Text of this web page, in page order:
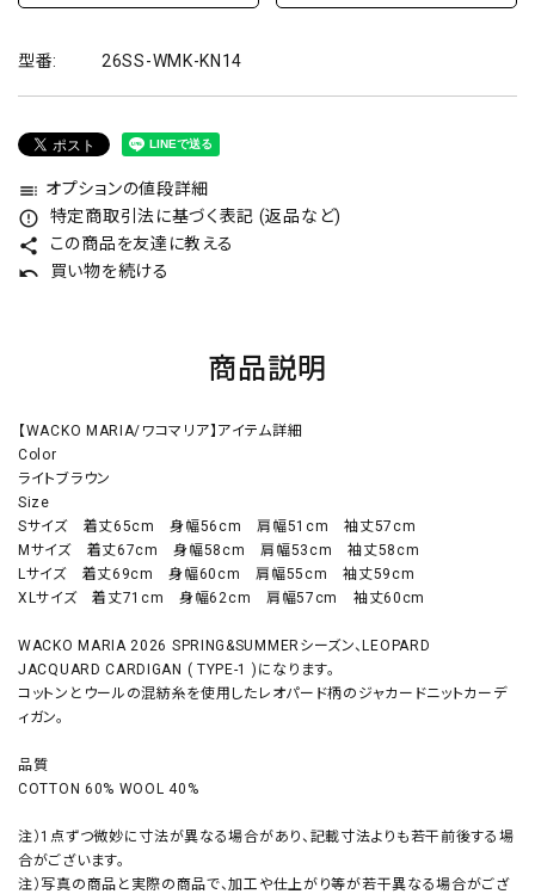
型番: 26SS-WMK-KN14
toc オプションの値段詳細
error_outline 特定商取引法に基づく表記 (返品など)
share この商品を友達に教える
undo 買い物を続ける
商品説明
【WACKO MARIA/ワコマリア】アイテム詳細
Color
ライトブラウン
Size
Sサイズ 着丈65cm 身幅56cm 肩幅51cm 袖丈57cm
Mサイズ 着丈67cm 身幅58cm 肩幅53cm 袖丈58cm
Lサイズ 着丈69cm 身幅60cm 肩幅55cm 袖丈59cm
XLサイズ 着丈71cm 身幅62cm 肩幅57cm 袖丈60cm
WACKO MARIA 2026 SPRING&SUMMERシーズン、LEOPARD
JACQUARD CARDIGAN ( TYPE-1 )になります。
コットンとウールの混紡糸を使用したレオパード柄のジャカードニットカーデ
ィガン。
品質
COTTON 60% WOOL 40%
注）1点ずつ微妙に寸法が異なる場合があり、記載寸法よりも若干前後する場
合がございます。
注）写真の商品と実際の商品で、加工や仕上がり等が若干異なる場合がござ